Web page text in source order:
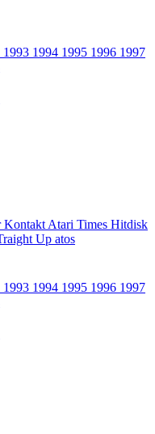
1993 1994 1995 1996 1997
Kontakt Atari Times Hitdisk
Up atos
1993 1994 1995 1996 1997